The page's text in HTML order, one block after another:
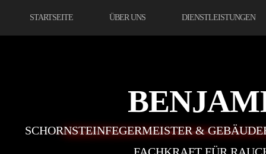
STARTSEITE ÜBER UNS DIENSTLEISTUNGEN
SCHORNSTEINFEGERMEISTER &